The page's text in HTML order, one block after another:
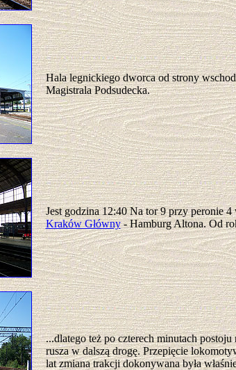
Hala legnickiego dworca od strony
Magistrala Podsudecka.
Jest godzina 12:40 Na tor 9 przy peronie
Kraków Główny- Hamburg Altona. Od
...dlatego też po czterech minutach
rusza w dalszą drogę. Przepięcie
lat zmiana trakcji dokonywana była